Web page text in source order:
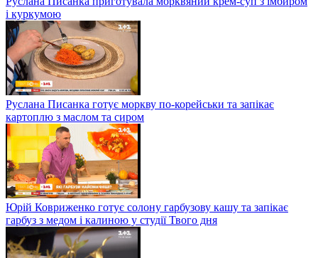
і куркумою
Руслана Писанка готує моркву по-корейськи та запікає
картоплю з маслом та сиром
Юрій Ковриженко готує солону гарбузову кашу та запікає
гарбуз з медом і калиною у студії Твого дня